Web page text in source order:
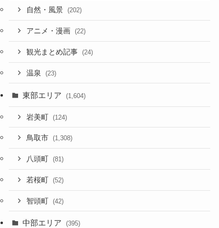
自然・風景 (202)
アニメ・漫画 (22)
観光まとめ記事 (24)
温泉 (23)
東部エリア (1,604)
岩美町 (124)
鳥取市 (1,308)
八頭町 (81)
若桜町 (52)
智頭町 (42)
中部エリア (395)